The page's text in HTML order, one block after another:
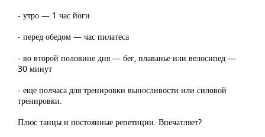
- утро — 1 час йоги
- перед обедом — час пилатеса
- во второй половине дня — бег, плаванье или велосипед —
30 минут
- еще полчаса для тренировки выносливости или силовой
тренировки.
Плюс танцы и постоянные репетиции. Впечатляет?